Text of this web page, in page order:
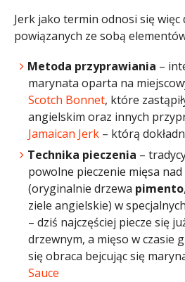
Jerk jako termin odnosi się więc
powiązanych ze sobą
Metoda przyprawiania –
marynata oparta na
Scotch Bonnet, które
angielskim oraz innych
Jamaican Jerk – którą
Technika pieczenia –
powolne pieczenie mięsa
(oryginalnie drzewa pimento
ziele angielskie) w
– dziś najczęściej piecze się
drzewnym, a mięso w czasie
się obraca bejcując się
Sauce